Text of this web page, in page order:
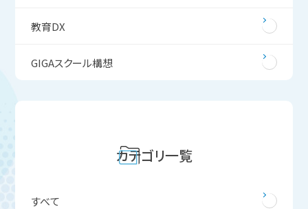
教育DX
GIGAスクール構想
カテゴリ一覧
すべて